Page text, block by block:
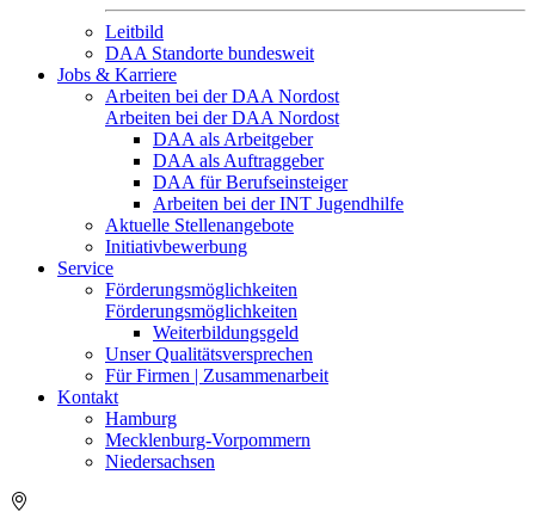
Leitbild
DAA Standorte bundesweit
Jobs & Karriere
Arbeiten bei der DAA Nordost
Arbeiten bei der DAA Nordost
DAA als Arbeitgeber
DAA als Auftraggeber
DAA für Berufseinsteiger
Arbeiten bei der INT Jugendhilfe
Aktuelle Stellenangebote
Initiativbewerbung
Service
Förderungsmöglichkeiten
Förderungsmöglichkeiten
Weiterbildungsgeld
Unser Qualitätsversprechen
Für Firmen | Zusammenarbeit
Kontakt
Hamburg
Mecklenburg-Vorpommern
Niedersachsen